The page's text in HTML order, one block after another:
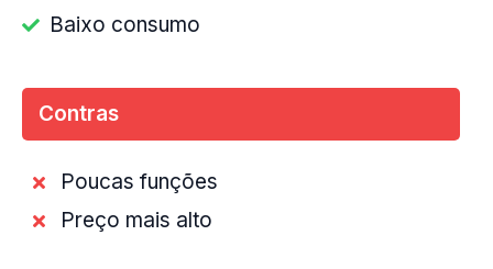
Baixo consumo
Contras
Poucas funções
Preço mais alto